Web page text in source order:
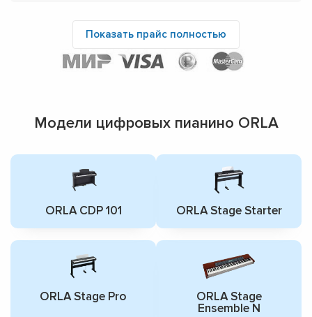
Показать прайс полностью
Модели цифровых пианино ORLA
ORLA CDP 101 ORLA Stage Starter
ORLA Stage Pro
ORLA Stage
Ensemble N